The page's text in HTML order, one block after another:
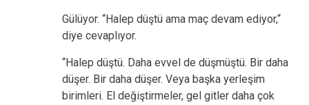
Gülüyor. “Halep düştü ama maç devam ediyor,“
diye cevaplıyor.
“Halep düştü. Daha evvel de düşmüştü. Bir daha
düşer. Bir daha düşer. Veya başka yerleşim
birimleri. El değiştirmeler, gel gitler daha çok